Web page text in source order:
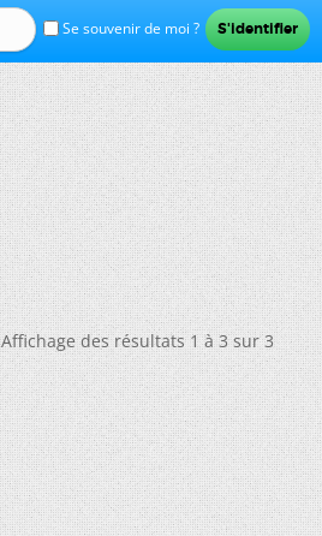
Se souvenir de moi ?
Affichage des résultats 1 à 3 sur 3